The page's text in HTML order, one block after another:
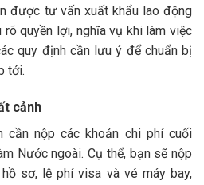
được tư vấn xuất khẩu lao động
rõ quyền lợi, nghĩa vụ khi làm việc
quy định cần lưu ý để chuẩn bị
tới.
cảnh
cần nộp các khoản chi phí cuối
Nước ngoài. Cụ thể, bạn sẽ nộp
sơ, lệ phí visa và vé máy bay,